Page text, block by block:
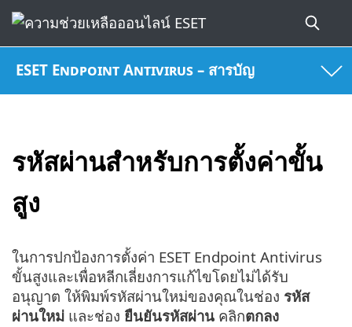
ESET Endpoint Antivirus – สารบัญ
รหัสผ่านสำหรับการตั้งค่าขั้น
สูง
ในการปกป้องการตั้งค่า ESET Endpoint Antivirus
ขั้นสูงและเพื่อหลีกเลี่ยงการแก้ไขโดยไม่ได้รับ
อนุญาต ให้พิมพ์รหัสผ่านใหม่ของคุณในช่อง รหัส
ผ่านใหม่ และช่อง ยืนยันรหัสผ่าน คลิกตกลง